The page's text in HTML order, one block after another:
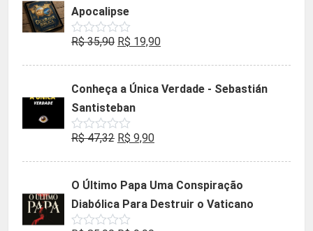
Apocalipse
Avaliação
de
R$35,90 O
era:
R$ 35,90.
R$ 19,90O
é:
Conheça a Única Verdade - Sebastián
Santisteban
Avaliação
de
R$47,32 O
era:
R$ 47,32.
R$ 9,90O
é:
R$ 9,90.
O Último Papa Uma Conspiração
Diabólica Para Destruir o Vaticano